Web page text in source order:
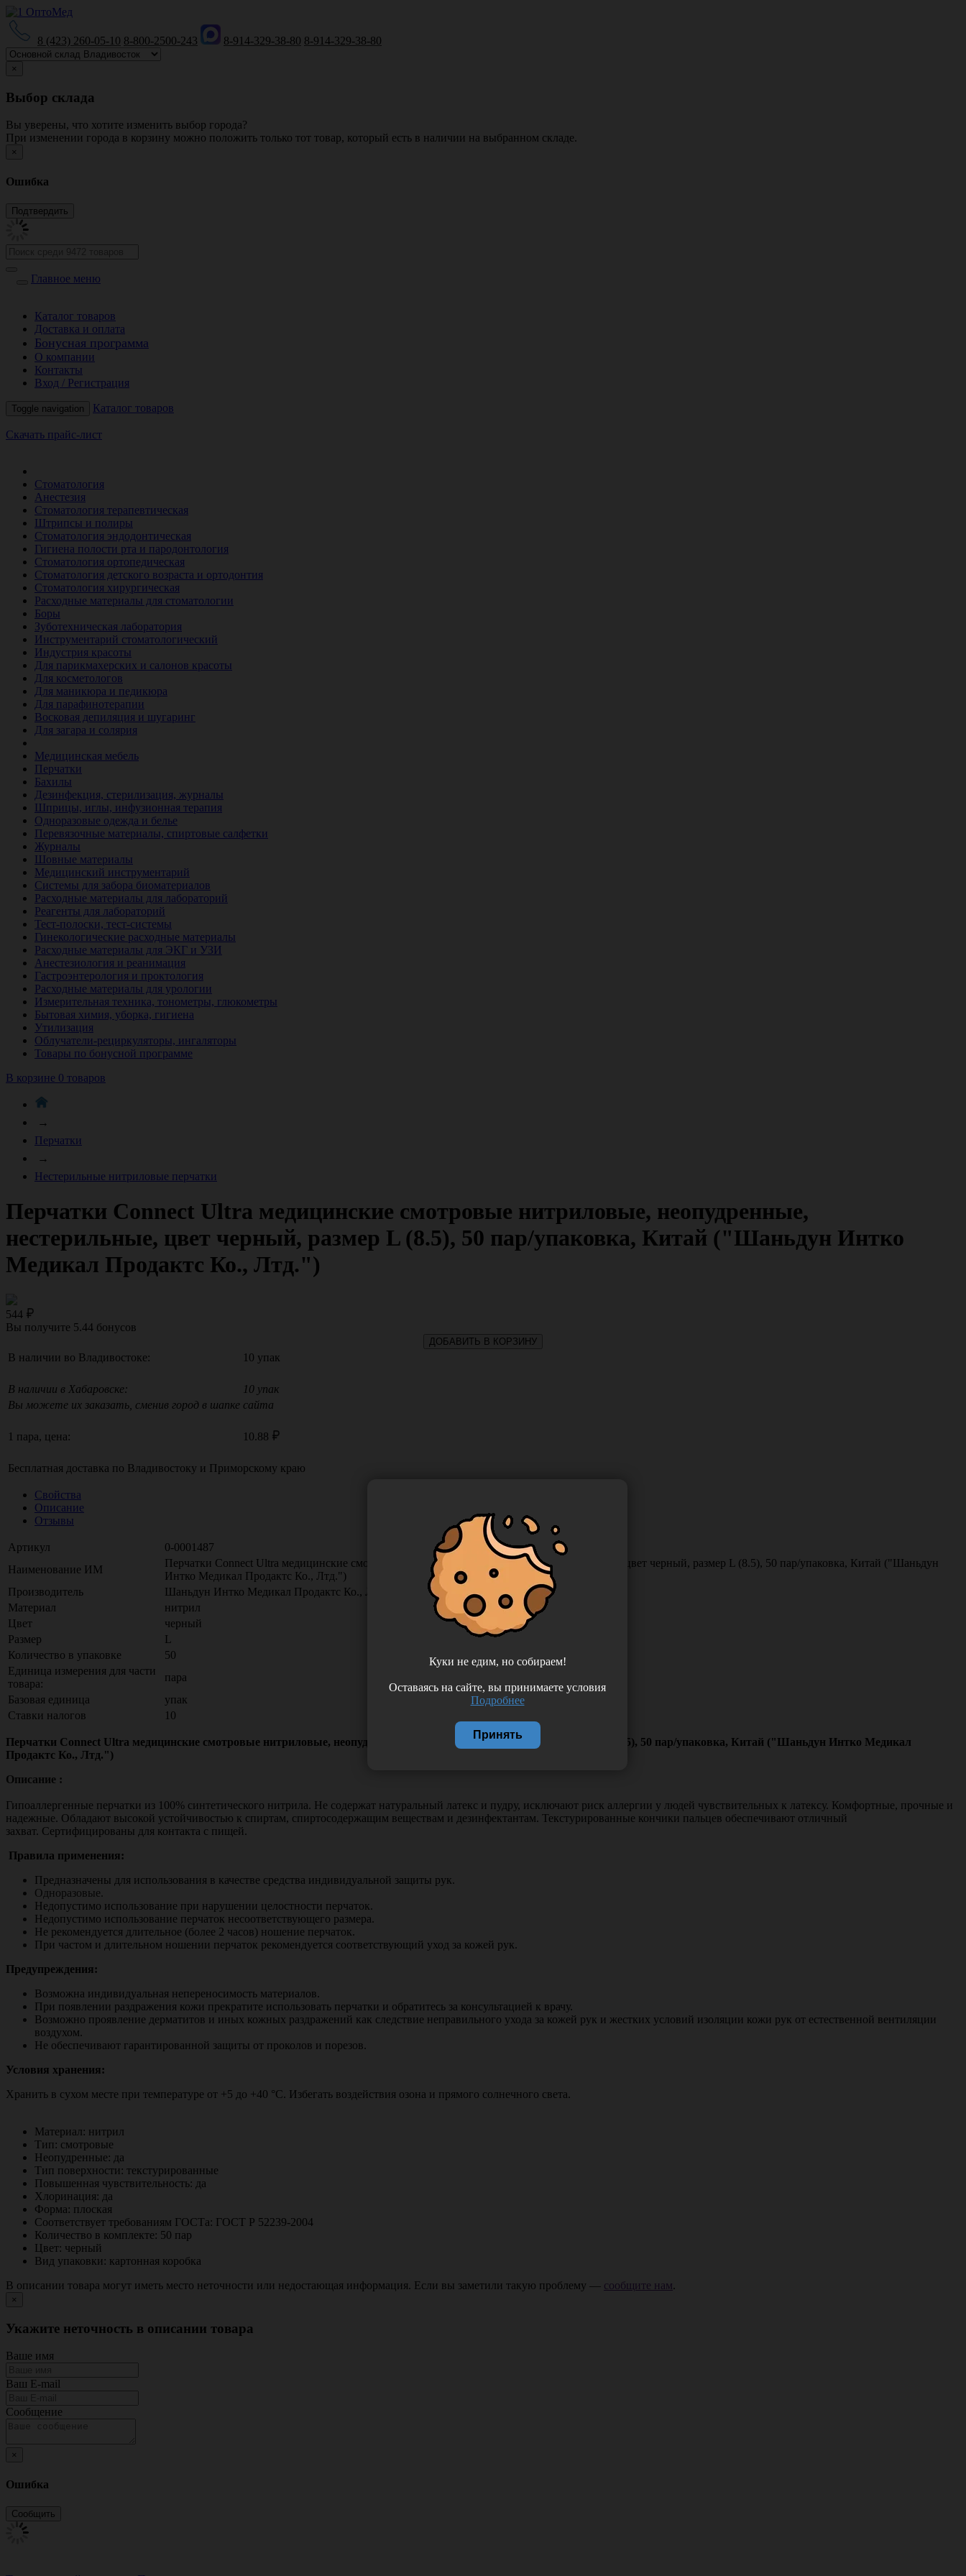
8 (423) 260-05-10 8-800-2500-243 8-914-329-38-80 8-914-329-38-80
×
Выбор склада
Вы уверены, что хотите изменить выбор города?
При изменении города в корзину можно положить только тот товар, который есть в наличии на выбранном складе.
×
Ошибка
Главное меню
Каталог товаров
Доставка и оплата
Бонусная программа
О компании
Контакты
Вход / Регистрация
Toggle navigation Каталог товаров
Скачать прайс-лист
Стоматология
Анестезия
Стоматология терапевтическая
Штрипсы и полиры
Стоматология эндодонтическая
Гигиена полости рта и пародонтология
Стоматология ортопедическая
Стоматология детского возраста и ортодонтия
Стоматология хирургическая
Расходные материалы для стоматологии
Боры
Зуботехническая лаборатория
Инструментарий стоматологический
Индустрия красоты
Для парикмахерских и салонов красоты
Для косметологов
Для маникюра и педикюра
Для парафинотерапии
Восковая депиляция и шугаринг
Для загара и солярия
Медицинская мебель
Перчатки
Бахилы
Дезинфекция, стерилизация, журналы
Шприцы, иглы, инфузионная терапия
Одноразовые одежда и белье
Перевязочные материалы, спиртовые салфетки
Журналы
Шовные материалы
Медицинский инструментарий
Системы для забора биоматериалов
Расходные материалы для лабораторий
Реагенты для лабораторий
Тест-полоски, тест-системы
Гинекологические расходные материалы
Расходные материалы для ЭКГ и УЗИ
Анестезиология и реанимация
Гастроэнтерология и проктология
Расходные материалы для урологии
Измерительная техника, тонометры, глюкометры
Бытовая химия, уборка, гигиена
Утилизация
Облучатели-рециркуляторы, ингаляторы
Товары по бонусной программе
В корзине 0 товаров
→
Перчатки
→
Нестерильные нитриловые перчатки
Перчатки Connect Ultra медицинские смотровые нитриловые, неопудренные,
нестерильные, цвет черный, размер L (8.5), 50 пар/упаковка, Китай ("Шаньдун Интко
Медикал Продактс Ко., Лтд.")
544
Вы получите 5.44 бонусов
ДОБАВИТЬ В КОРЗИНУ
В наличии во Владивостоке: 10 упак
В наличии в Хабаровске:
10 упак
Вы можете их заказать, сменив город в шапке сайта
1 пара, цена: 10.88
Бесплатная доставка по Владивостоку и Приморскому краю
Свойства
Описание
Отзывы
Артикул
0-0001487
Наименование ИМ
Перчатки Connect Ultra медицинские смотровые нитриловые, неопудренные, нестерильные, цвет черный, размер L (8.5), 50 пар/упаковка, Китай ("Шаньдун
Интко Медикал Продактс Ко., Лтд.")
Производитель
Шаньдун Интко Медикал Продактс Ко., Лтд., Китай
Материал
нитрил
Цвет
черный
Размер
L
Количество в упаковке
50
Единица измерения для части
товара:
пара
Базовая единица
упак
Ставки налогов
10
Перчатки Connect Ultra медицинские смотровые нитриловые, неопудренные, нестерильные, цвет черный, размер L (8.5), 50 пар/упаковка, Китай ("Шаньдун Интко Медикал
Продактс Ко., Лтд.")
Описание :
Гипоаллергенные перчатки из 100% синтетического нитрила. Не содержат натуральный латекс и пудру, исключают риск аллергии у людей чувствительных к латексу. Комфортные, прочные и
надежные. Обладают высокой устойчивостью к спиртам, спиртосодержащим веществам и дезинфектантам. Текстурированные кончики пальцев обеспечивают отличный
захват. Сертифицированы для контакта с пищей.
Правила применения:
Предназначены для использования в качестве средства индивидуальной защиты рук.
Одноразовые.
Недопустимо использование при нарушении целостности перчаток.
Недопустимо использование перчаток несоответствующего размера.
Не рекомендуется длительное (более 2 часов) ношение перчаток.
При частом и длительном ношении перчаток рекомендуется соответствующий уход за кожей рук.
Предупреждения:
Возможна индивидуальная непереносимость материалов.
При появлении раздражения кожи прекратите использовать перчатки и обратитесь за консультацией к врачу.
Возможно проявление дерматитов и иных кожных раздражений как следствие неправильного ухода за кожей рук и жестких условий изоляции кожи рук от естественной вентиляции
воздухом.
Не обеспечивают гарантированной защиты от проколов и порезов.
Условия хранения:
Хранить в сухом месте при температуре от +5 до +40 °С. Избегать воздействия озона и прямого солнечного света.
Материал: нитрил
Тип: смотровые
Неопудренные: да
Тип поверхности: текстурированные
Повышенная чувствительность: да
Хлоринация: да
Форма: плоская
Соответствует требованиям ГОСТа: ГОСТ Р 52239-2004
Количество в комплекте: 50 пар
Цвет: черный
Вид упаковки: картонная коробка
В описании товара могут иметь место неточности или недостающая информация. Если вы заметили такую проблему — сообщите нам.
×
Укажите неточность в описании товара
Ваше имя
Ваш E-mail
Сообщение
×
Ошибка
Куки не едим, но собираем!
Оставаясь на сайте, вы принимаете условия
Подробнее
Принять